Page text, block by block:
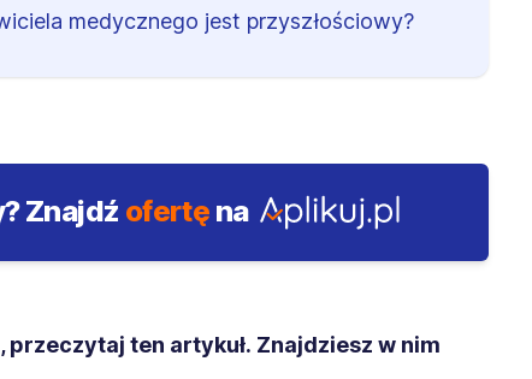
medycznego jest przyszłościowy?
Znajdź ofertę na
ten artykuł. Znajdziesz w nim